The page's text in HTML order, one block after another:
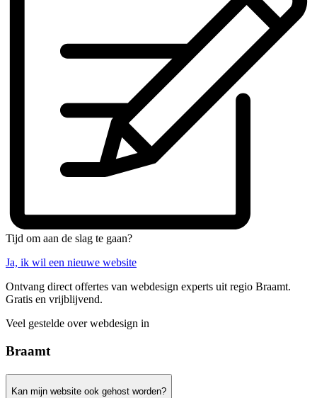
Tijd om aan de slag te gaan?
Ja, ik wil een nieuwe website
Ontvang direct offertes van webdesign experts uit regio Braamt.
Gratis en vrijblijvend.
Veel gestelde over webdesign in
Braamt
Kan mijn website ook gehost worden?